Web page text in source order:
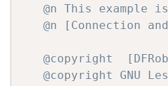
@n This example
@n [Connection
@copyright
@copyright GNU